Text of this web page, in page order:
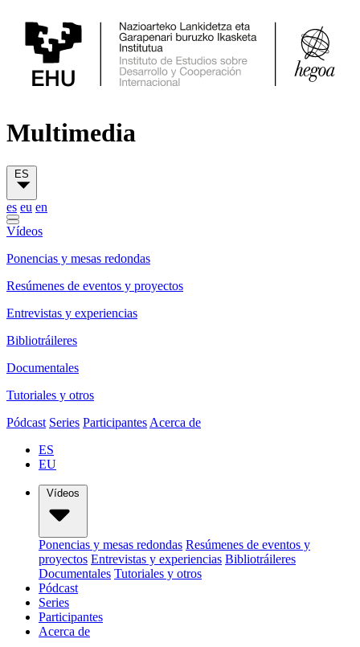
Multimedia
ES
es eu en
Vídeos
Ponencias y mesas redondas
Resúmenes de eventos y proyectos
Entrevistas y experiencias
Bibliotráileres
Documentales
Tutoriales y otros
Pódcast Series Participantes Acerca de
ES
EU
Vídeos
Ponencias y mesas redondas Resúmenes de eventos y
proyectos Entrevistas y experiencias Bibliotráileres
Documentales Tutoriales y otros
Pódcast
Series
Participantes
Acerca de